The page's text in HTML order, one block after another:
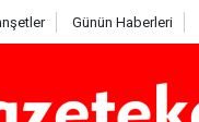
Günün Haberleri